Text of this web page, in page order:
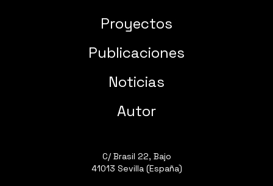
Proyectos
Publicaciones
Noticias
Autor
C/ Brasil 22, Bajo
41013 Sevilla (España)